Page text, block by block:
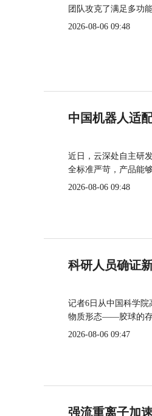
团队攻克了满足多功
2026-08-06 09:48
中国机器人适
近日，云深处自主研
全标准严苛，产品能
2026-08-06 09:48
科研人员确证
记者6日从中国科学
物质形态——胶球的存
2026-08-06 09:47
强流重离子加